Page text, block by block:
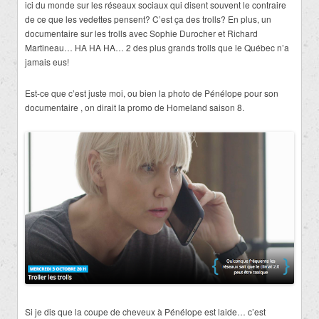
ici du monde sur les réseaux sociaux qui disent souvent le contraire
de ce que les vedettes pensent? C’est ça des trolls? En plus, un
documentaire sur les trolls avec Sophie Durocher et Richard
Martineau… HA HA HA… 2 des plus grands trolls que le Québec n’a
jamais eus!
Est-ce que c’est juste moi, ou bien la photo de Pénélope pour son
documentaire , on dirait la promo de Homeland saison 8.
Si je dis que la coupe de cheveux à Pénélope est laide… c’est